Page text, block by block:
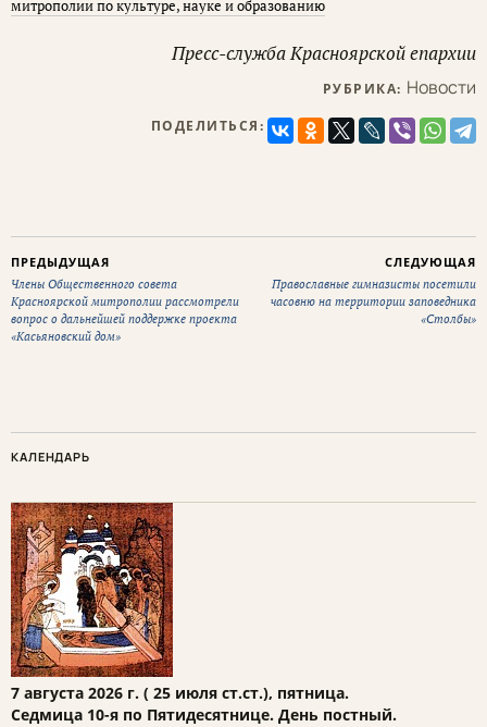
митрополии по культуре, науке и образованию
Пресс-служба Красноярской епархии
РУБРИКА: Новости
ПОДЕЛИТЬСЯ:
ПРЕДЫДУЩАЯ
Члены Общественного совета
Красноярской митрополии рассмотрели
вопрос о дальнейшей поддержке проекта
«Касьяновский дом»
СЛЕДУЮЩАЯ
Православные гимназисты посетили
часовню на территории заповедника
«Столбы»
КАЛЕНДАРЬ
7 августа 2026 г. ( 25 июля ст.ст.), пятница.
Седмица 10-я по Пятидесятнице. День постный.